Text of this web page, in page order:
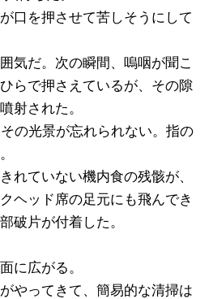
口を押させて苦しそうにして
気だ。次の瞬間、嗚咽が聞こ
らで押さえているが、その隙
射された。
の光景が忘れられない。指の
れていない機内食の残骸が、
ヘッド席の足元にも飛んでき
破片が付着した。
に広がる。
やってきて、簡易的な清掃は